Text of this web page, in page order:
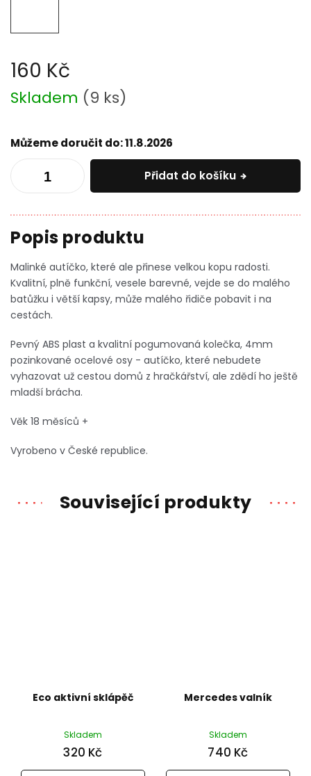
160 Kč
Měrná
cena:
Skladem (9 ks)
Můžeme doručit do:11.8.2026
Přidat do košíku
Malinké autíčko, které ale přinese velkou kopu radosti.
Kvalitní, plně funkční, vesele barevné, vejde se do malého
batůžku i větší kapsy, může malého řidiče pobavit i na
cestách.
Pevný ABS plast a kvalitní pogumovaná kolečka, 4mm
pozinkované ocelové osy - autíčko, které nebudete
vyhazovat už cestou domů z hračkářství, ale zdědí ho ještě
mladší brácha.
Věk 18 měsíců +
Vyrobeno v České republice.
Související produkty
Eco aktivní sklápěč
Skladem
320 Kč
Mercedes valník
Skladem
740 Kč